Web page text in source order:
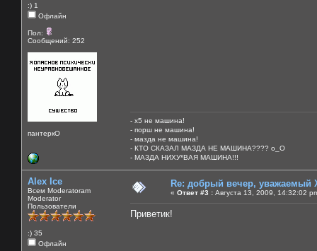
:) 1
Офлайн
Пол:
Сообщений: 252
пантеркО
- х5 не машина!
- порш не машина!
- мазда не машина!
- КТО СКАЗАЛ МАЗДА НЕ МАШИНА???? о_О
- МАЗДА НИХУ*ВАЯ МАШИНА!!!
Alex Ice
Всем Moderatoram
Moderator
Пользователи
:) 35
Офлайн
Re: добрый вечер, уважаемый
« Ответ #3 : Августа 13, 2009, 14:32:02
Приветик!